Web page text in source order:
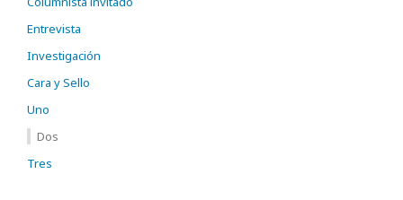
Entrevista
Investigación
Cara y Sello
Uno
Dos
Tres